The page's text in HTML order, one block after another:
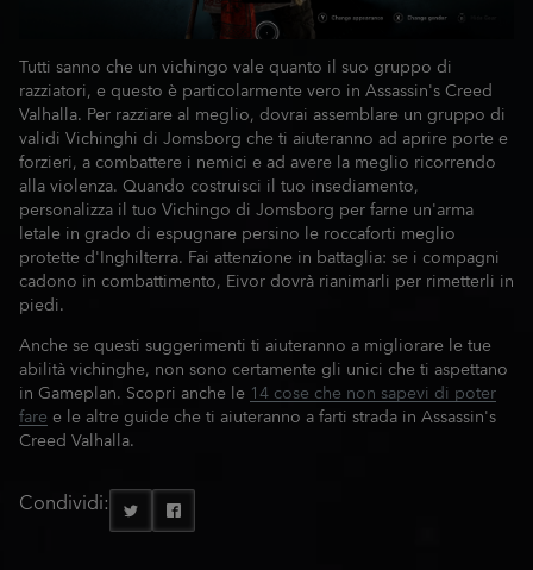
Tutti sanno che un vichingo vale quanto il suo gruppo di
razziatori, e questo è particolarmente vero in Assassin's Creed
Valhalla. Per razziare al meglio, dovrai assemblare un gruppo di
validi Vichinghi di Jomsborg che ti aiuteranno ad aprire porte e
forzieri, a combattere i nemici e ad avere la meglio ricorrendo
alla violenza. Quando costruisci il tuo insediamento,
personalizza il tuo Vichingo di Jomsborg per farne un'arma
letale in grado di espugnare persino le roccaforti meglio
protette d'Inghilterra. Fai attenzione in battaglia: se i compagni
cadono in combattimento, Eivor dovrà rianimarli per rimetterli in
piedi.
Anche se questi suggerimenti ti aiuteranno a migliorare le tue
abilità vichinghe, non sono certamente gli unici che ti aspettano
in Gameplan. Scopri anche le 14 cose che non sapevi di poter
faree le altre guide che ti aiuteranno a farti strada in Assassin's
Creed Valhalla.
Condividi: